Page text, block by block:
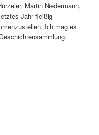
Martin Niedermann,
Jahr fleißig
Ich mag es